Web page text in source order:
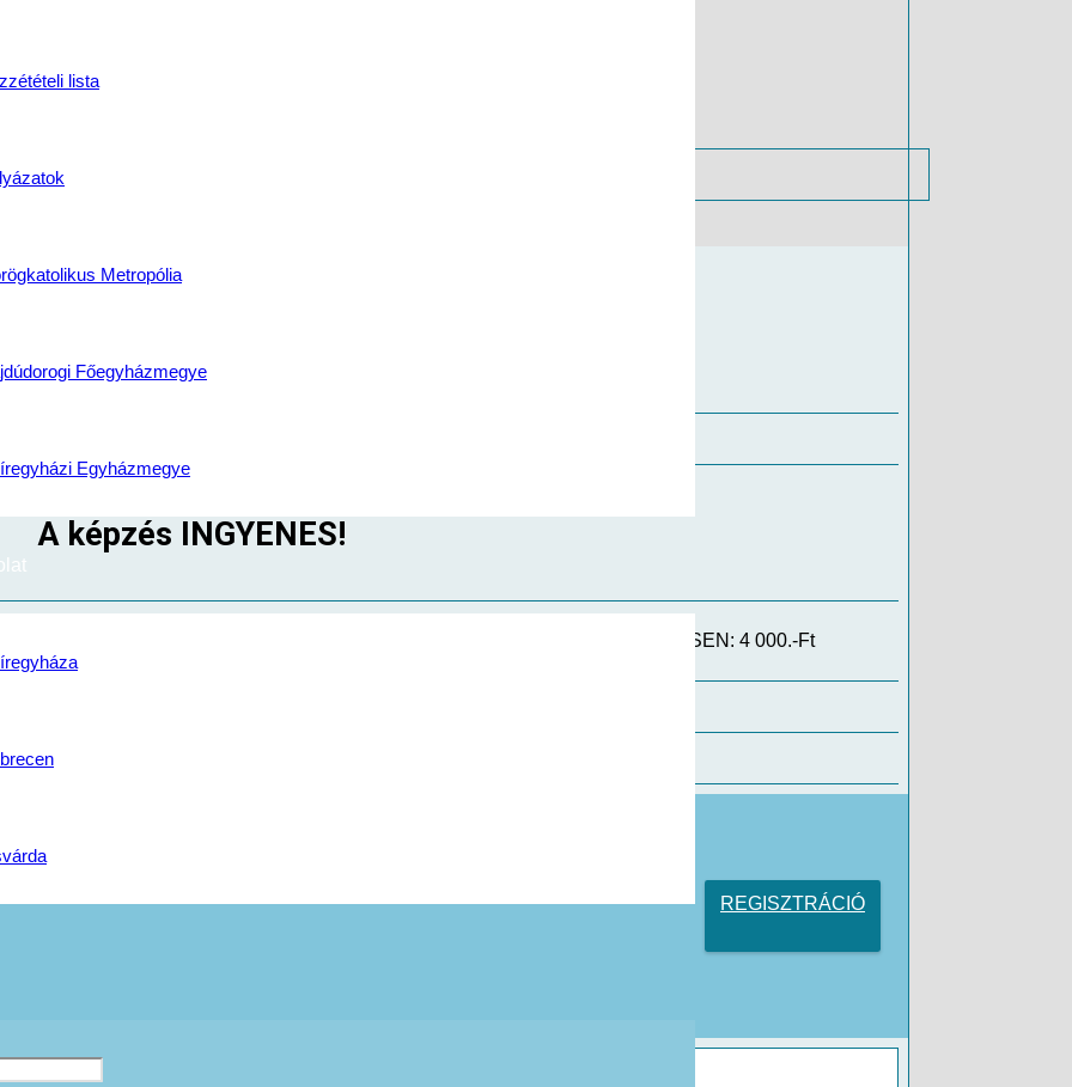
lista
Metropólia
Főegyházmegye
Egyházmegye
azonosító száma:
A képzés INGYENES!
ÖSSSZESEN: 4 000.-Ft
vizsgatevékenység)
REGISZTRÁCIÓ